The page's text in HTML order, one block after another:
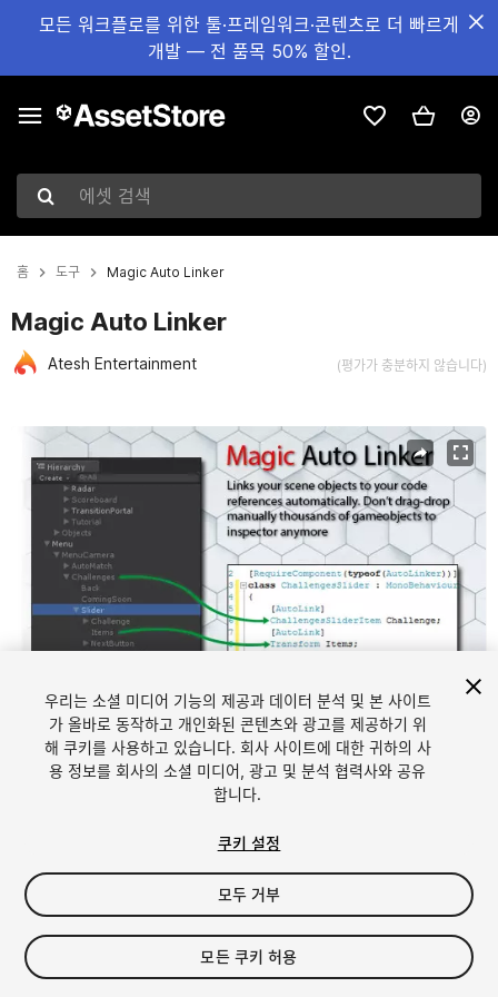
모든 워크플로를 위한 툴·프레임워크·콘텐츠로 더 빠르게
개발 — 전 품목 50% 할인.
에셋 검색
홈 도구 Magic Auto Linker
Magic Auto Linker
Atesh Entertainment (평가가 충분하지 않습니다)
현재 슬라이드: 1 / 6
6
$10
우리는 소셜 미디어 기능의 제공과 데이터 분석 및 본 사이트
가 올바로 동작하고 개인화된 콘텐츠와 광고를 제공하기 위
해 쿠키를 사용하고 있습니다. 회사 사이트에 대한 귀하의 사
용 정보를 회사의 소셜 미디어, 광고 및 분석 협력사와 공유
합니다.
쿠키 설정
모두 거부
모든 쿠키 허용